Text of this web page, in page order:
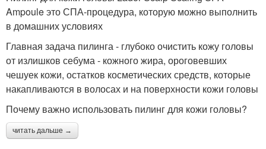
Ampoule это СПА-процедура, которую можно выполнить
в домашних условиях
Главная задача пилинга - глубоко очистить кожу головы
от излишков себума - кожного жира, ороговевших
чешуек кожи, остатков косметических средств, которые
накапливаются в волосах и на поверхности кожи головы
Почему важно использовать пилинг для кожи головы?
читать дальше →